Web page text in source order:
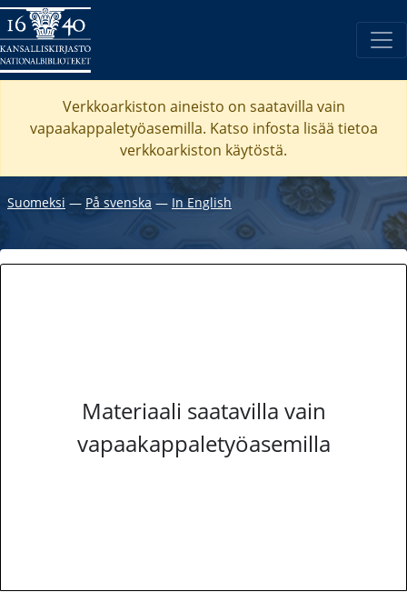
Verkkoarkiston aineisto on saatavilla vain
vapaakappaletyöasemilla. Katso infosta lisää tietoa
verkkoarkiston käytöstä.
Suomeksi ― På svenska ― In English
Materiaali saatavilla vain
vapaakappaletyöasemilla